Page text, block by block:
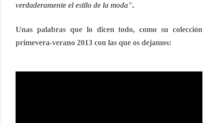
verdaderamente el estilo de la moda".
Unas palabras que lo dicen todo, como su colección
primevera-verano 2013 con las que os dejamos: